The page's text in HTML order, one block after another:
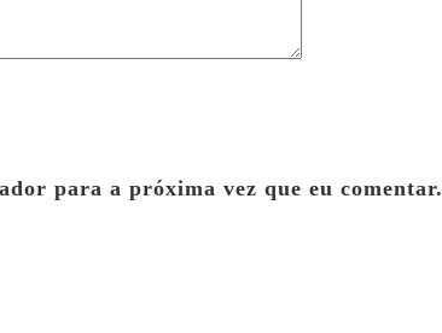
para a próxima vez que eu comentar.